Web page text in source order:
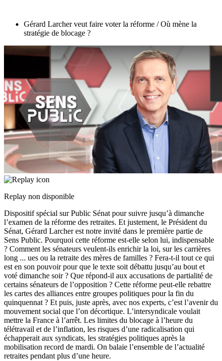
Gérard Larcher veut faire voter la réforme / Où mène la
stratégie de blocage ?
Replay non disponible
Dispositif spécial sur Public Sénat pour suivre jusqu’à dimanche
l’examen de la réforme des retraites. Et justement, le Président du
Sénat, Gérard Larcher est notre invité dans le première partie de
Sens Public. Pourquoi cette réforme est-elle selon lui, indispensable
? Comment les sénateurs veulent-ils enrichir la loi, sur les carrières
long ... ues ou la retraite des mères de familles ? Fera-t-il tout ce qui
est en son pouvoir pour que le texte soit débattu jusqu’au bout et
voté dimanche soir ? Que répond-il aux accusations de partialité de
certains sénateurs de l’opposition ? Cette réforme peut-elle rebattre
les cartes des alliances entre groupes politiques pour la fin du
quinquennat ? Et puis, juste après, avec nos experts, c’est l’avenir du
mouvement social que l’on décortique. L’intersyndicale voulait
mettre la France à l’arrêt. Les limites du blocage à l’heure du
télétravail et de l’inflation, les risques d’une radicalisation qui
échapperait aux syndicats, les stratégies politiques après la
mobilisation record de mardi. On balaie l’ensemble de l’actualité
retraites pendant plus d’une heure.